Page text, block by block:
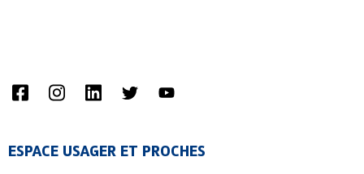
ESPACE USAGER ET PROCHES